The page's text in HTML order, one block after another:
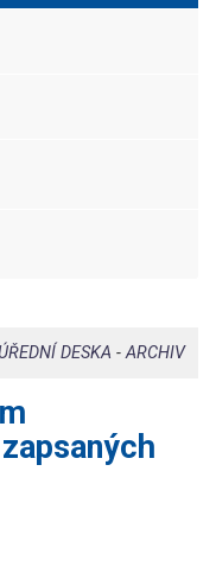
DESKA -ARCHIV